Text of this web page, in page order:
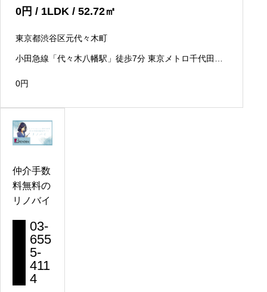
0 円 / 1LDK / 52.72㎡
東京都渋谷区元代々木町
小田急線「代々木八幡駅」徒歩7分 東京メトロ千代田線
0円
仲介手数
料無料の
リノバイ
03-
655
5-
411
4